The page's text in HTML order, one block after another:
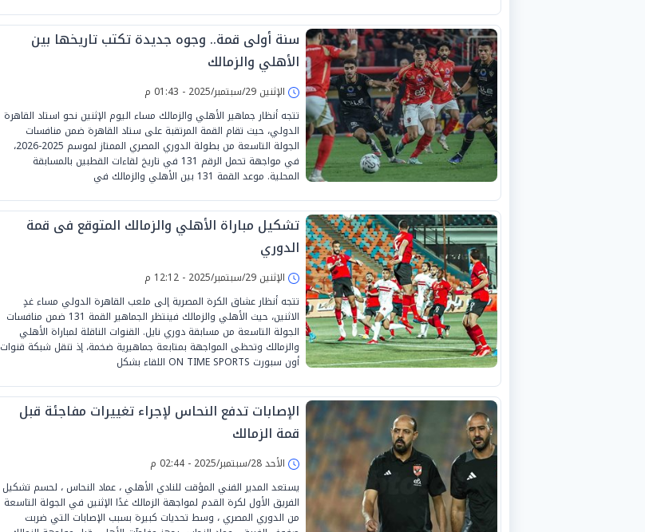
سنة أولى قمة.. وجوه جديدة تكتب تاريخها بين
الأهلي والزمالك
الإثنين 29/سبتمبر/2025 - 01:43 م
تتجه أنظار جماهير الأهلي والزمالك مساء اليوم الإثنين نحو استاد القاهرة
الدولي، حيث تقام القمة المرتقبة على ستاد القاهرة ضمن منافسات
الجولة التاسعة من بطولة الدوري المصري الممتاز لموسم 2025-2026،
في مواجهة تحمل الرقم 131 في تاريخ لقاءات القطبين بالمسابقة
المحلية. موعد القمة 131 بين الأهلي والزمالك في
تشكيل مباراة الأهلي والزمالك المتوقع فى قمة
الدوري
الإثنين 29/سبتمبر/2025 - 12:12 م
تتجه أنظار عشاق الكرة المصرية إلى ملعب القاهرة الدولي مساء غدٍ
الاثنين، حيث الأهلي والزمالك فينتظر الجماهير القمة 131 ضمن منافسات
الجولة التاسعة من مسابقة دوري نايل. القنوات الناقلة لمباراة الأهلي
والزمالك وتحظى المواجهة بمتابعة جماهيرية ضخمة، إذ تنقل شبكة قنوات
أون سبورت ON TIME SPORTS اللقاء بشكل
الإصابات تدفع النحاس لإجراء تغييرات مفاجئة قبل
قمة الزمالك
الأحد 28/سبتمبر/2025 - 02:44 م
يستعد المدير الفني المؤقت للنادي الأهلي ، عماد النحاس ، لحسم تشكيل
الفريق الأول لكرة القدم لمواجهة الزمالك غدًا الإثنين في الجولة التاسعة
من الدوري المصري ، وسط تحديات كبيرة بسبب الإصابات التي ضربت